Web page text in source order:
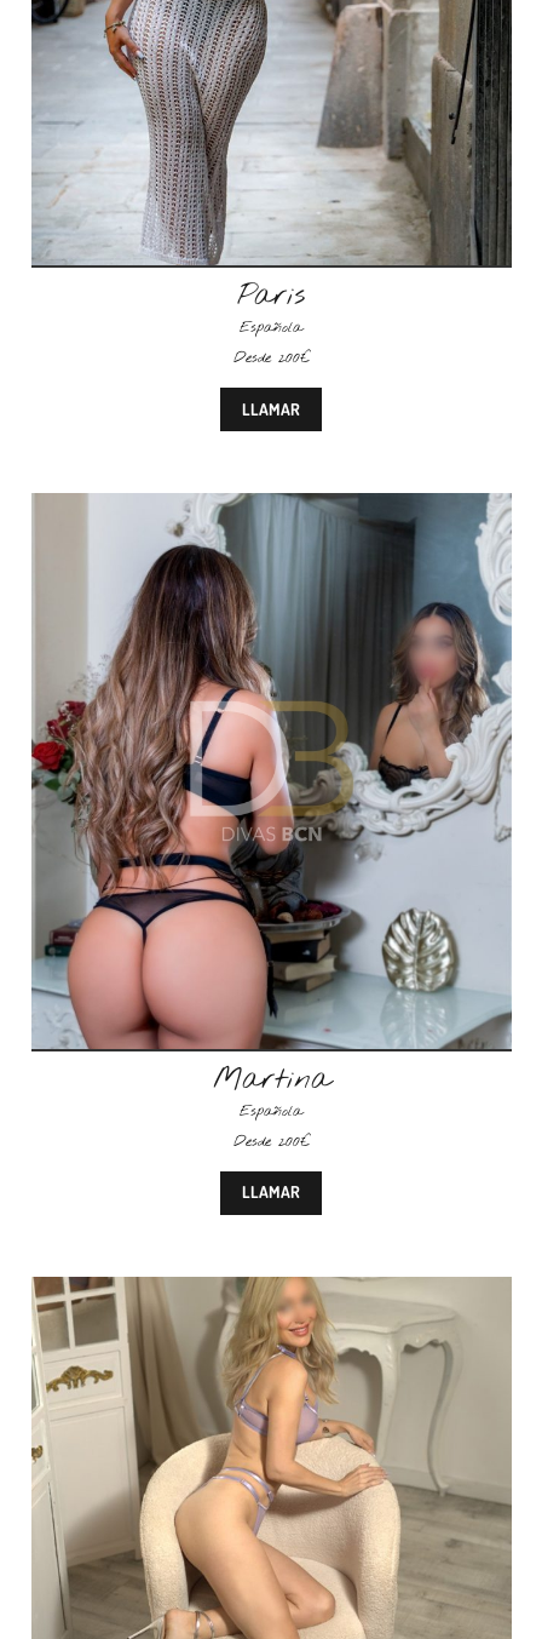
Paris
Española
Desde 200€
LLAMAR
Martina
Española
Desde 200€
LLAMAR